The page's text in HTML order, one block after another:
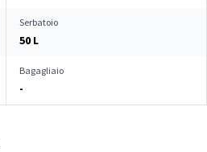
Serbatoio
50 L
Bagagliaio
-